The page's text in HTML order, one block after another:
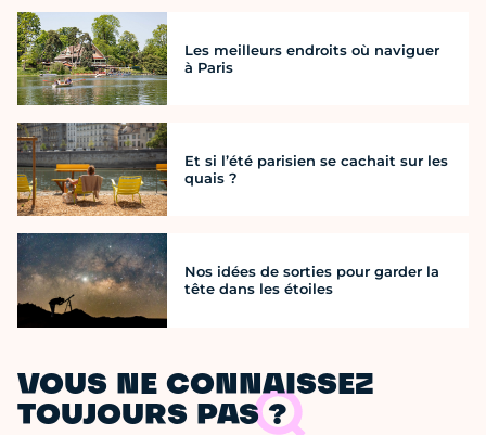
Les meilleurs endroits où naviguer
à Paris
Et si l’été parisien se cachait sur les
quais ?
Nos idées de sorties pour garder la
tête dans les étoiles
VOUS NE CONNAISSEZ
TOUJOURS PAS ?